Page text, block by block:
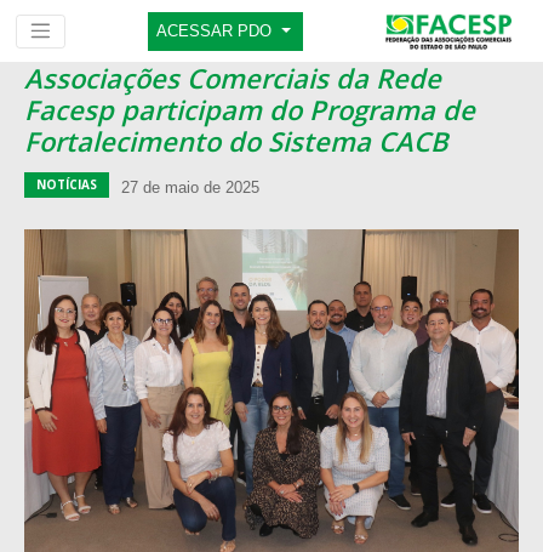
ACESSAR PDO
Associações Comerciais da Rede
Facesp participam do Programa de
Fortalecimento do Sistema CACB
NOTÍCIAS 27 de maio de 2025